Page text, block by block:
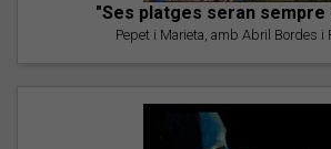
"Ses platges seran
Pepet i Marieta, amb Abril Bordes i